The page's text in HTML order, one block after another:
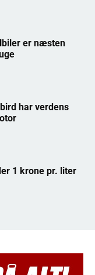
er næsten
har verdens
1 krone pr. liter